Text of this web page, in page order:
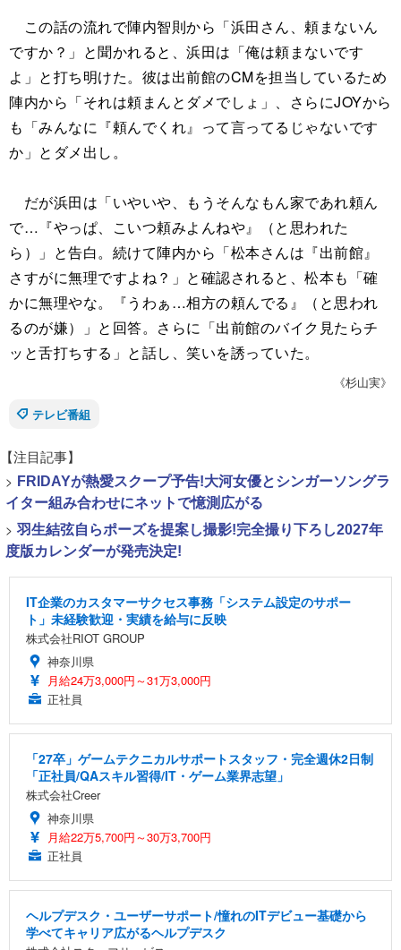
この話の流れで陣内智則から「浜田さん、頼まないん
ですか？」と聞かれると、浜田は「俺は頼まないです
よ」と打ち明けた。彼は出前館のCMを担当しているため
陣内から「それは頼まんとダメでしょ」、さらにJOYから
も「みんなに『頼んでくれ』って言ってるじゃないです
か」とダメ出し。
だが浜田は「いやいや、もうそんなもん家であれ頼ん
で…『やっぱ、こいつ頼みよんねや』（と思われた
ら）」と告白。続けて陣内から「松本さんは『出前館』
さすがに無理ですよね？」と確認されると、松本も「確
かに無理やな。『うわぁ…相方の頼んでる』（と思われ
るのが嫌）」と回答。さらに「出前館のバイク見たらチ
ッと舌打ちする」と話し、笑いを誘っていた。
《杉山実》
テレビ番組
【注目記事】
> FRIDAYが熱愛スクープ予告!大河女優とシンガーソングラ
イター組み合わせにネットで憶測広がる
> 羽生結弦自らポーズを提案し撮影!完全撮り下ろし2027年
度版カレンダーが発売決定!
IT企業のカスタマーサクセス事務「システム設定のサポー
ト」未経験歓迎・実績を給与に反映
株式会社RIOT GROUP
神奈川県
月給24万3,000円～31万3,000円
正社員
「27卒」ゲームテクニカルサポートスタッフ・完全週休2日制
「正社員/QAスキル習得/IT・ゲーム業界志望」
株式会社Creer
神奈川県
月給22万5,700円～30万3,700円
正社員
ヘルプデスク・ユーザーサポート/憧れのITデビュー基礎から
学べてキャリア広がるヘルプデスク